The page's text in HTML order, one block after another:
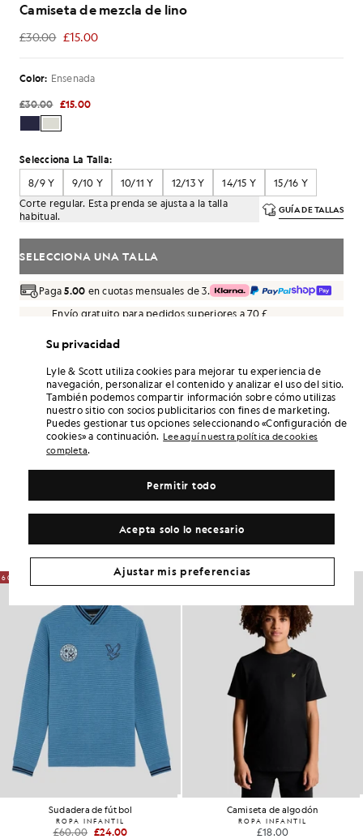
Camiseta de mezcla de lino
£30.00 £15.00
£15.00
Color: Ensenada
£30.00 £15.00
Selecciona La Talla:
8/9 Y
9/10 Y 10/11 Y 12/13 Y 14/15 Y
15/16 Y
Corte regular. Esta prenda se ajusta a la talla
habitual.
GUÍA DE TALLAS
SELECCIONA UNA TALLA
Paga5.00 en cuotas mensuales de 3.
Envío gratuito para pedidos superiores a 70 £
cambios gratuitos.
¡Gana el doble! Consigue puntos de «90 » con
esta compra.
6 points = 1,00 GBP
REGÍSTRATE
DETALLES DEL PRODUCTO
AJUSTE DEL PRODUCTO
COMPOSICIÓN Y CUIDADOS
Consigue este look
Completa tu look con prendas elegantes diseñadas para realzar tu
60% DE DESCUENTO
Sudadera de fútbol
ROPA INFANTIL
£60.00 £24.00
Camiseta de algodón
ROPA INFANTIL
£18.00
Su privacidad
Lyle & Scott utiliza cookies para mejorar tu experiencia de
navegación, personalizar el contenido y analizar el uso del sitio.
También podemos compartir información sobre cómo utilizas
nuestro sitio con socios publicitarios con fines de marketing.
Puedes gestionar tus opciones seleccionando «Configuración de
cookies» a continuación. Lee aquí nuestra política de cookies
completa.
Acepta solo lo necesario
Permitir todo
Ajustar mis preferencias